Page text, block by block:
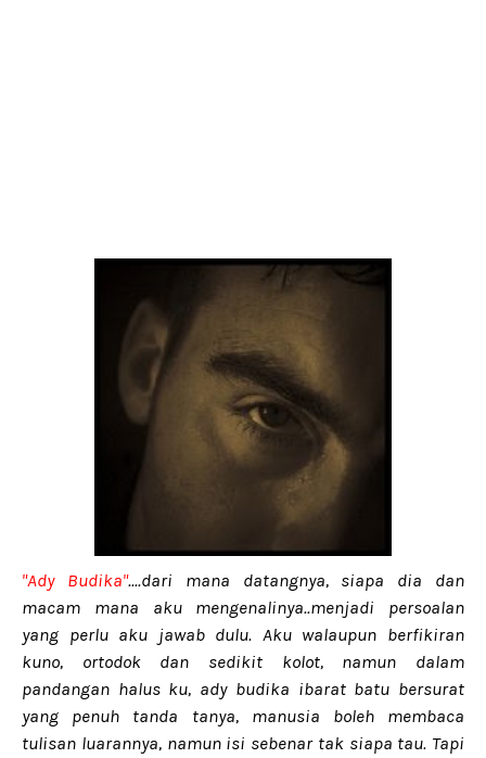
"Ady Budika"....dari mana datangnya, siapa dia dan
macam mana aku mengenalinya..menjadi persoalan
yang perlu aku jawab dulu. Aku walaupun berfikiran
kuno, ortodok dan sedikit kolot, namun dalam
pandangan halus ku, ady budika ibarat batu bersurat
yang penuh tanda tanya, manusia boleh membaca
tulisan luarannya, namun isi sebenar tak siapa tau. Tapi